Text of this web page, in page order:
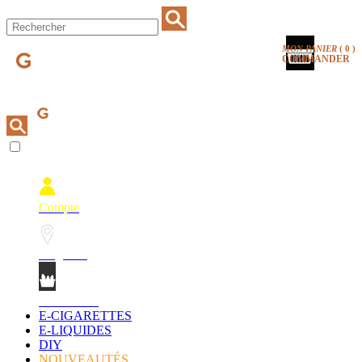
MON PANIER ( 0 )
COMMANDER
Compte
E-CIGARETTES
E-LIQUIDES
DIY
NOUVEAUTÉS